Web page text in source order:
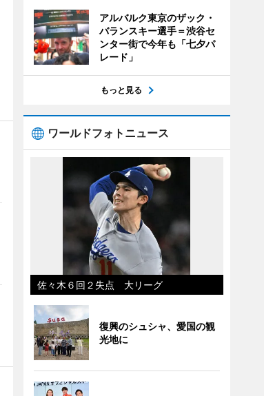
アルバルク東京のザック・
バランスキー選手＝渋谷セ
ンター街で今年も「七夕パ
レード」
もっと見る
ワールドフォトニュース
佐々木６回２失点 大リーグ
復興のシュシャ、愛国の観
光地に